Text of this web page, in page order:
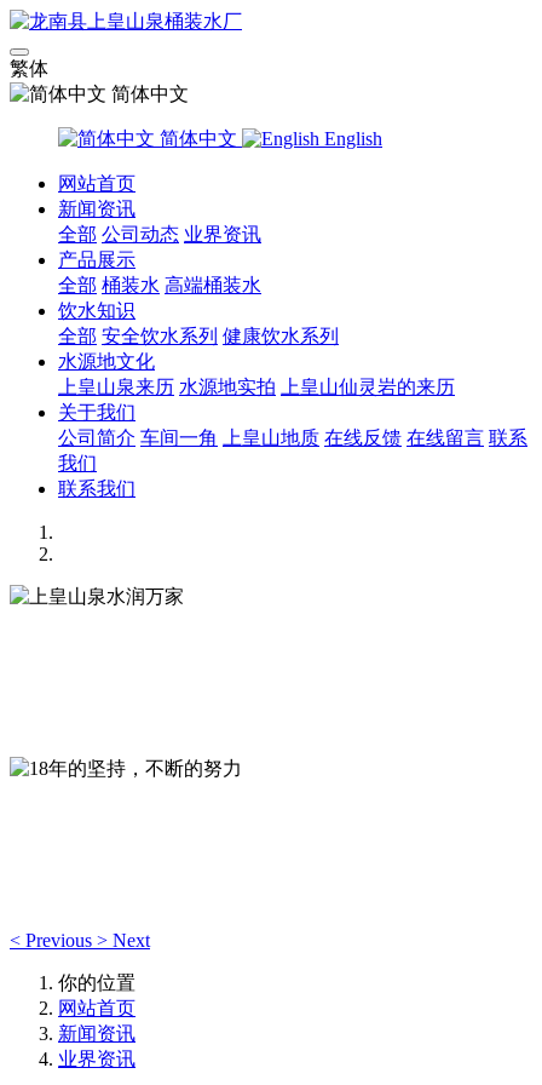
繁体
简体中文
简体中文 English
网站首页
新闻资讯
全部 公司动态 业界资讯
产品展示
全部 桶装水 高端桶装水
饮水知识
全部 安全饮水系列 健康饮水系列
水源地文化
上皇山泉来历 水源地实拍
上皇山仙灵岩的来历
关于我们
公司简介 车间一角 上皇山地质 在线反馈 在线留言 联系
我们
联系我们
< Previous > Next
你的位置
网站首页
新闻资讯
业界资讯